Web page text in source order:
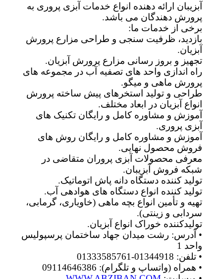
آبزیبان ارائه دهنده انواع خدمات آبزی پروری به
پرورش دهندگان می باشد.
برخی از خدمات ما:
بازدید، ظرفیت سنجی و طراحی مزارع پرورش
آبزیان.
تجهیز و بروز رسانی مزارع پرورش آبزیان.
راه اندازی واحد های تصفیه آب در مجموعه های
پرورش ماهی و میگو.
طراحی و تولید استخرهای پیش ساخته پرورش
انواع آبزیان در ابعاد مختلف.
آموزش و مشاوره کامل و رایگان تکنیک های
آبزی پروری.
آموزش و مشاوره کامل و رایگان روش های
فروش محصول نهایی.
معرفی محصولات آبزی پروران متقاضی در
شبکه فروش آبزیبان.
تولید کننده دستگاه دانه پاش اتوماتیک.
تولید کننده انواع دستگاه های هوادهی آب.
تهیه و تأمین انواع بچه ماهی (خاویاری، گرمابی،
سردابی و زینتی).
تولیدکننده خوراک انواع آبزیان.
• آدرس: رشت میدان جهاد ساختمان پرسپولیس
واحد 1
• تلفن: 01344918-01333585761
• همراه (واتساپ و تلگرام): 09114646386